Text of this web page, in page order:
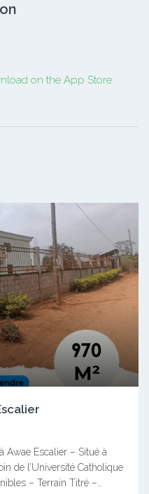
Awae Escalier – Situé à
de l’Université Catholique
– Terrain Titré –…